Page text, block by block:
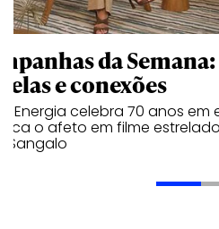
da Semana:
e conexões
Energia celebra 70 anos em
o afeto em filme
Sangalo